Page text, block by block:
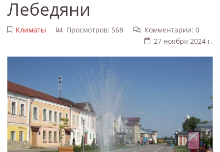
Лебедяни
Климаты Просмотров: 568
Комментарии: 0
27 ноября 2024 г.